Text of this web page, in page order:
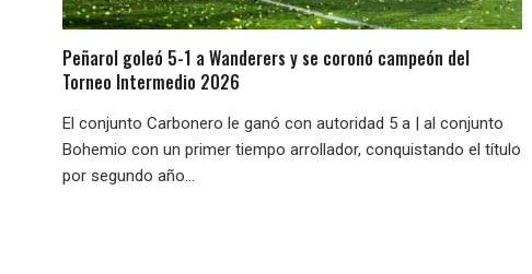
Peñarol goleó 5-1 a Wanderers y se coronó campeón del
Torneo Intermedio 2026
El conjunto Carbonero le ganó con autoridad 5 a | al conjunto
Bohemio con un primer tiempo arrollador, conquistando el título
por segundo año...